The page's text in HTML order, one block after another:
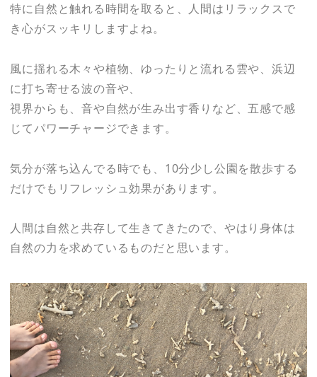
特に自然と触れる時間を取ると、人間はリラックスで
き心がスッキリしますよね。
風に揺れる木々や植物、ゆったりと流れる雲や、浜辺
に打ち寄せる波の音や、
視界からも、音や自然が生み出す香りなど、五感で感
じてパワーチャージできます。
気分が落ち込んでる時でも、10分少し公園を散歩する
だけでもリフレッシュ効果があります。
人間は自然と共存して生きてきたので、やはり身体は
自然の力を求めているものだと思います。